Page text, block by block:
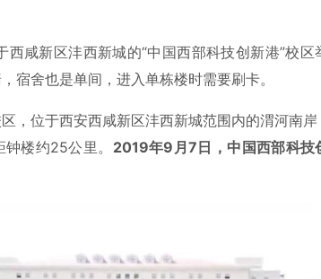
西咸新区沣西新城的“中国西部科技创新港”校
宿舍也是单间，进入单栋楼时需要刷卡。
，位于西安西咸新区沣西新城范围内的渭河南
楼约25公里。 2019年9月7日，中国西部科技